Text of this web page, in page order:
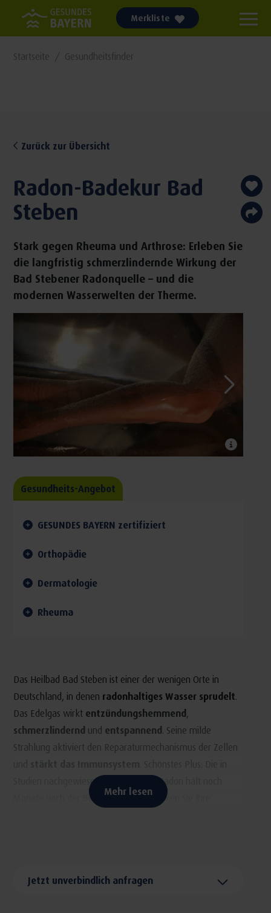
Merkliste
Startseite Gesundheitsfinder
Zurück zur Übersicht
Radon-Badekur Bad
Steben
Stark gegen Rheuma und Arthrose: Erleben Sie
die langfristig schmerzlindernde Wirkung der
Bad Stebener Radonquelle – und die
modernen Wasserwelten der Therme.
Gesundheits-Angebot
GESUNDES BAYERN zertifiziert
Orthopädie
Dermatologie
Rheuma
Das Heilbad Bad Steben ist einer der wenigen Orte in
Deutschland, in denen radonhaltiges Wasser sprudelt
Das Edelgas wirkt entzündungshemmend,
schmerzlindernd und entspannend . Seine milde
Strahlung aktiviert den Reparaturmechanismus der Zellen
Studien nachgewiesene Wirkung von Radon hält noch
Monate nach der Behandlung an. Schicken Sie Ihre
Besuchen in der modernen Therme.
Mehr lesen
Jetzt unverbindlich anfragen